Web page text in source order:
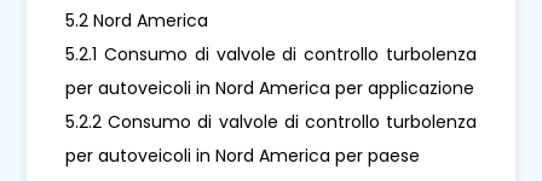
5.2 Nord America
5.2.1 Consumo di valvole di controllo turbolenza
per autoveicoli in Nord America per applicazione
5.2.2 Consumo di valvole di controllo turbolenza
per autoveicoli in Nord America per paese